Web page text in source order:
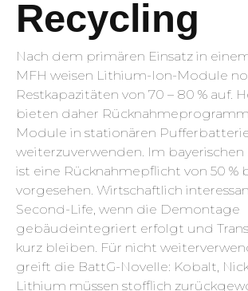
Recycling
Nach dem primären Einsatz in
MFH weisen Lithium-Ion-Module
Restkapazitäten von 70 – 80 % auf.
bieten daher
Module in stationären
weiterzuverwenden. Im
ist eine Rücknahmepflicht von 50 %
vorgesehen. Wirtschaftlich
Second-Life, wenn die Demontage
gebäudeintegriert erfolgt und
kurz bleiben. Für nicht
greift die BattG-Novelle: Kobalt,
Lithium müssen stofflich